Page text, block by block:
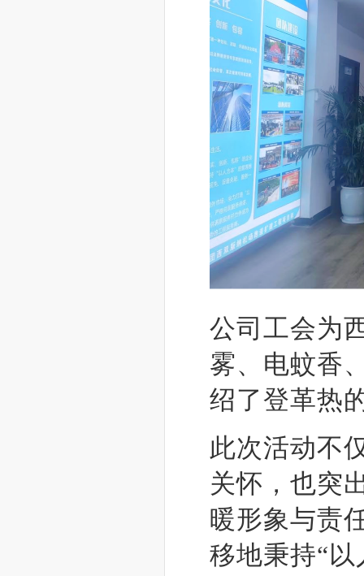
公司工会为
雾、电蚊香
绍了登革热
此次活动不
关怀，也突
暖形象与责
移地秉持“